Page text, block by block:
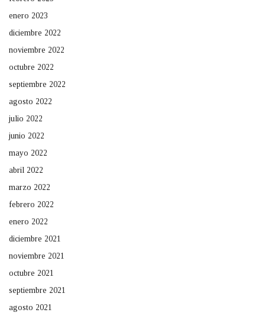
enero 2023
diciembre 2022
noviembre 2022
octubre 2022
septiembre 2022
agosto 2022
julio 2022
junio 2022
mayo 2022
abril 2022
marzo 2022
febrero 2022
enero 2022
diciembre 2021
noviembre 2021
octubre 2021
septiembre 2021
agosto 2021